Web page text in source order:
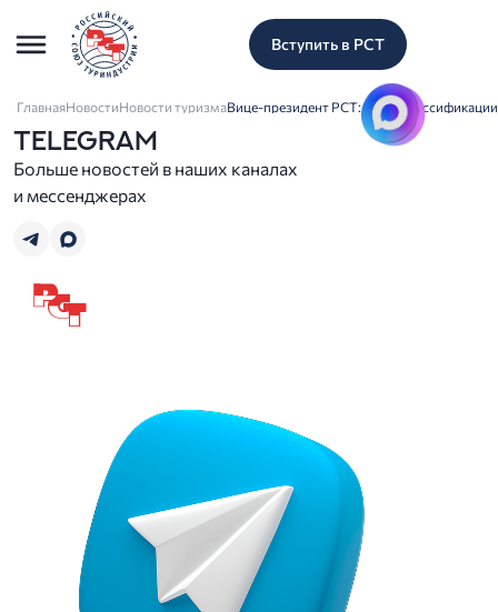
Вступить в РСТ
ГлавнаяНовостиНовости туризмаВице-президент РСТ: итоги
TELEGRAM
Больше новостей в наших каналах
и мессенджерах